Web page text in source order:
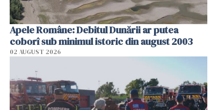
Apele Române: Debitul Dunării ar putea
coborî sub minimul istoric din august 2003
02 AUGUST 2026